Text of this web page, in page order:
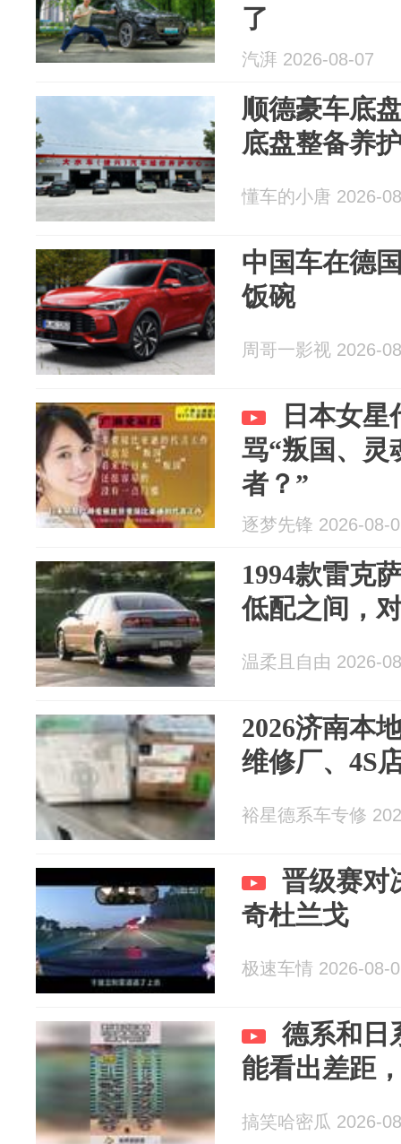
了
汽湃 2026-08-07
顺德豪车底
底盘整备养
懂车的小唐 2026-
中国车在德
饭碗
周哥一影视 2026-
日本女
骂“叛国、灵
者？”
逐梦先锋 2026-08-
1994款雷克
低配之间，
温柔且自由 2026-
2026济南本
维修厂、4S
裕星德系车专修
晋级赛对
奇杜兰戈
极速车情 2026-08-
德系和日
能看出差距
搞笑哈密瓜 2026-